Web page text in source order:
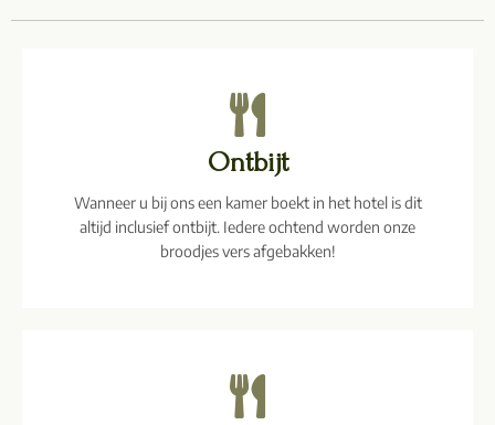
Ontbijt
Wanneer u bij ons een kamer boekt in het hotel is dit
altijd inclusief ontbijt. Iedere ochtend worden onze
broodjes vers afgebakken!